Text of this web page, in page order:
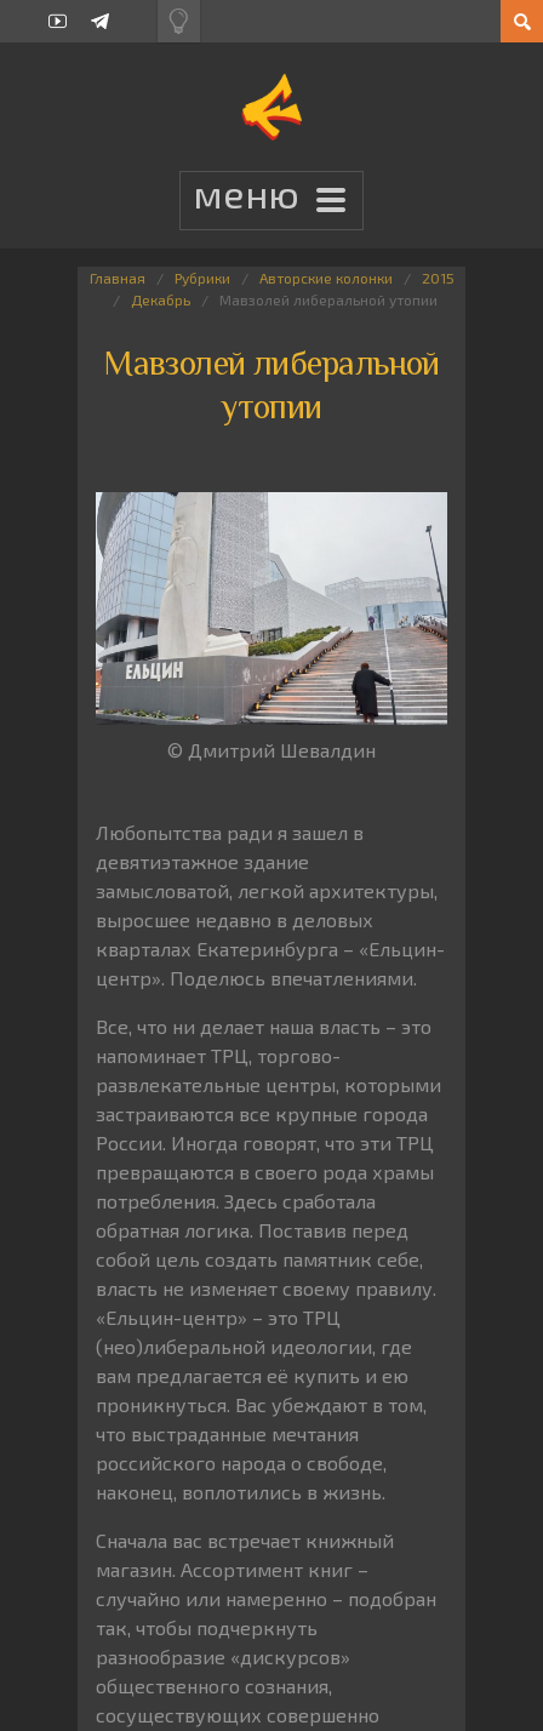
Главная Рубрики Авторские колонки
2015
Декабрь
Мавзолей либеральной утопии
Мавзолей либеральной
утопии
© Дмитрий Шевалдин
Любопытства ради я зашел в
девятиэтажное здание
замысловатой, легкой архитектуры,
выросшее недавно в деловых
кварталах Екатеринбурга – «Ельцин-
центр». Поделюсь впечатлениями.
Все, что ни делает наша власть – это
напоминает ТРЦ, торгово-
развлекательные центры, которыми
застраиваются все крупные города
России. Иногда говорят, что эти ТРЦ
превращаются в своего рода храмы
потребления. Здесь сработала
обратная логика. Поставив перед
собой цель создать памятник себе,
власть не изменяет своему правилу.
«Ельцин-центр» – это ТРЦ
(нео)либеральной идеологии, где
вам предлагается её купить и ею
проникнуться. Вас убеждают в том,
что выстраданные мечтания
российского народа о свободе,
наконец, воплотились в жизнь.
Сначала вас встречает книжный
магазин. Ассортимент книг –
случайно или намеренно – подобран
так, чтобы подчеркнуть
разнообразие «дискурсов»
общественного сознания,
сосуществующих совершенно